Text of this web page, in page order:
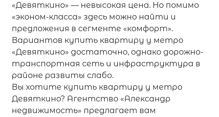
«Девяткино» — невысокая цена. Но помимо
«эконом-класса» здесь можно найти и
предложения в сегменте «комфорт».
Вариантов купить квартиру у метро
«Девяткино» достаточно, однако дорожно-
транспортная сеть и инфраструктура в
районе развиты слабо.
Вы хотите купить квартиру у метро
Девяткино? Агентство «Александр
недвижимость» предлагает вам